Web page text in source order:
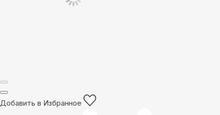
Добавить в Избранное